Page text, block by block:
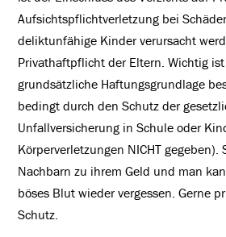
Aufsichtspflichtverletzung bei
deliktunfähige Kinder verursacht
Privathaftpflicht der Eltern. Wichtig
grundsätzliche Haftungsgrundlage
bedingt durch den Schutz der
Unfallversicherung in Schule oder
Körperverletzungen NICHT gegeben).
Nachbarn zu ihrem Geld und man
böses Blut wieder vergessen. Gerne
Schutz.